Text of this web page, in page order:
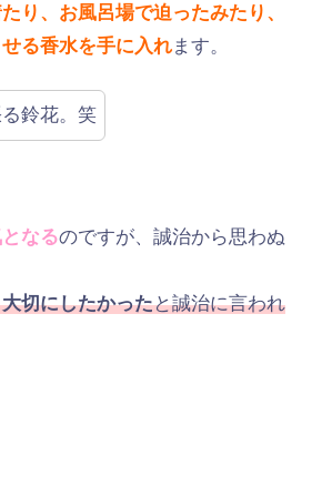
り、お風呂場で迫ったみたり、
る香水を手に入れます。
鈴花。笑
なるのですが、誠治から思わぬ
大切にしたかったと誠治に言われ